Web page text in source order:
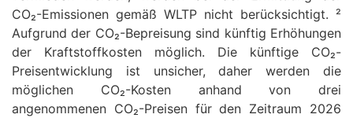
CO₂-Emissionen gemäß WLTP nicht berücksichtigt. ²
Aufgrund der CO₂-Bepreisung sind künftig Erhöhungen
der Kraftstoffkosten möglich. Die künftige CO₂-
Preisentwicklung ist unsicher, daher werden die
möglichen CO₂-Kosten anhand von drei
angenommenen CO₂-Preisen für den Zeitraum 2026